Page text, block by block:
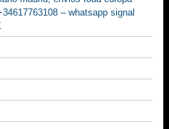
– whatsapp signal